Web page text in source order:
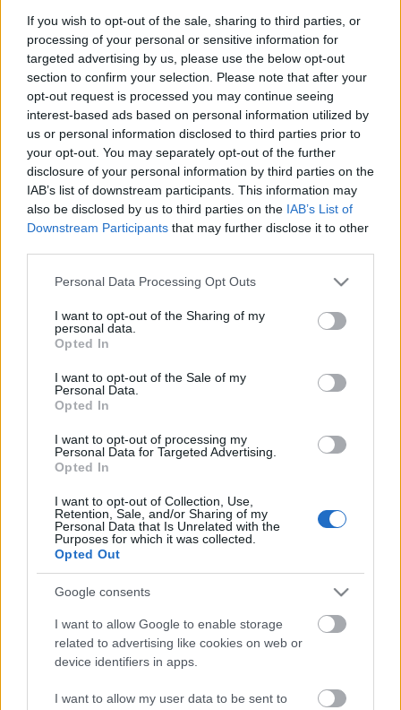
If you wish to opt-out of the sale, sharing to third parties, or
processing of your personal or sensitive information for
targeted advertising by us, please use the below opt-out
section to confirm your selection. Please note that after your
opt-out request is processed you may continue seeing
interest-based ads based on personal information utilized by
us or personal information disclosed to third parties prior to
your opt-out. You may separately opt-out of the further
disclosure of your personal information by third parties on the
IAB’s list of downstream participants. This information may
also be disclosed by us to third parties on the IAB’s List of
Downstream Participants that may further disclose it to other
Please note that this website/app uses one or more Google
not limited to your visit or usage behaviour. You may click to
grant or deny consent to Google and its third-party tags to
use your data for below specified purposes in below Google
consent section.
Personal Data Processing Opt Outs
I want to opt-out of the Sharing of my
personal data.
Opted In
I want to opt-out of the Sale of my
Personal Data.
Opted In
I want to opt-out of processing my
Personal Data for Targeted Advertising.
Opted In
I want to opt-out of Collection, Use,
Retention, Sale, and/or Sharing of my
Personal Data that Is Unrelated with the
Purposes for which it was collected.
Opted Out
Google consents
I want to allow Google to enable storage
related to advertising like cookies on web or
device identifiers in apps.
I want to allow my user data to be sent to
lehetett tudni, itt is játszott vicces improvizatív
betétet talán a Liszt 2. magyar rapszódiához. Hogy
egy egész estét is erre áldoz, az azért eleinte kicsit
aggályosnak látszott, de aztán az aggályok elmúltak.
Picsogás helyett
stolzingimalter •2018. december 25.
Filharmonikusok 2015 áprilisi koncertjét, Kocsis
vezényel, Gyenyisz Macujev játssza a Rachmanyinov
3. zongoraversenyt, és milyen csodálatos, hogy így
együtt lehet karácsonyozni, virtuálisan, de mégis
velük, leginkább vele, Kocsis Zoltánnal. De…